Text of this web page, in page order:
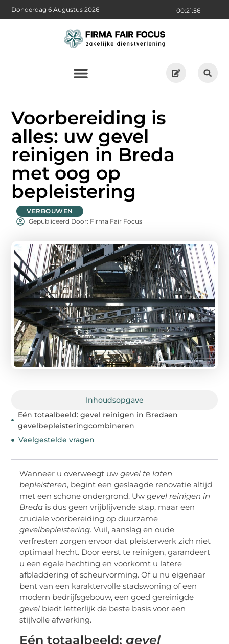
00:21:57
Donderdag 6 Augustus 2026
Voorbereiding is
alles: uw gevel
reinigen in Breda
met oog op
bepleistering
VERBOUWEN
Gepubliceerd Door: Firma Fair Focus
Inhoudsopgave
Eén totaalbeeld: gevel reinigen in Bredaen
gevelbepleisteringcombineren
Veelgestelde vragen
Wanneer u overweegt uwgevel te laten
bepleisteren, begint een geslaagde renovatie altijd
met een schone ondergrond. Uw gevel reinigen in
Breda is dus geen vrijblijvende stap, maar een
cruciale voorbereiding op duurzame
gevelbepleistering. Vuil, aanslag en oude
verfresten zorgen ervoor dat pleisterwerk zich niet
optimaal hecht. Door eerst te reinigen, garandeert
u een egale hechting en voorkomt u latere
afbladdering of scheurvorming. Of u nu eigenaar
bent van een karaktervolle stadswoning of een
modern bedrijfsgebouw, een goed gereinigde
gevel biedt letterlijk de beste basis voor een
stijlvolle afwerking.
Eén totaalbeeld: gevel